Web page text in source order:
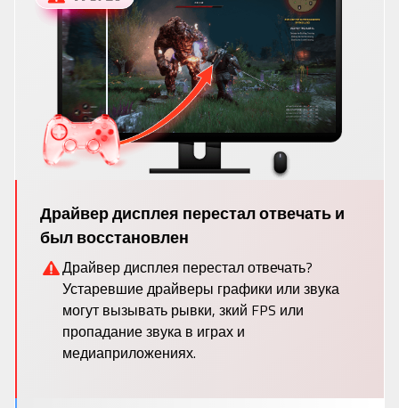
Драйвер дисплея перестал отвечать и
был восстановлен
Драйвер дисплея перестал отвечать?
Устаревшие драйверы графики или звука
могут вызывать рывки, зкий FPS или
пропадание звука в играх и
медиаприложениях.